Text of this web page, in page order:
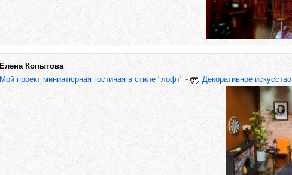
Елена Копытова
Мой проект миниатюрная гостиная в стиле "лофт" - Декоративное искусство